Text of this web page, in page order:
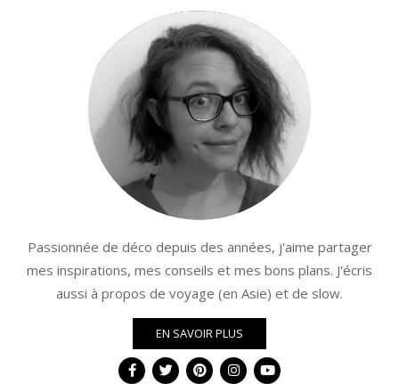
Passionnée de déco depuis des années, j'aime partager
mes inspirations, mes conseils et mes bons plans. J'écris
aussi à propos de voyage (en Asie) et de slow.
EN SAVOIR PLUS